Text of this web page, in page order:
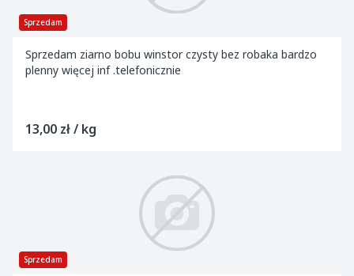
Sprzedam
Sprzedam ziarno bobu winstor czysty bez robaka bardzo
plenny więcej inf .telefonicznie
13,00 zł / kg
Sprzedam